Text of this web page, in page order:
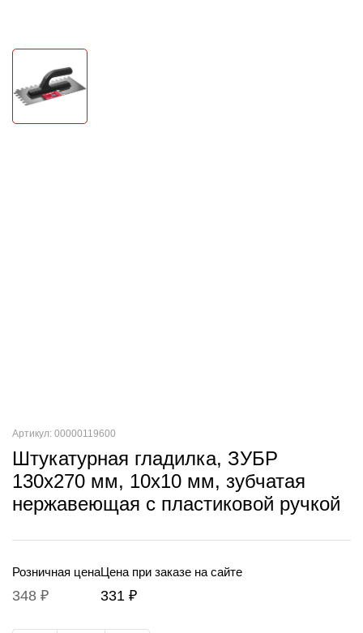
Артикул: 00000119600
Штукатурная гладилка, ЗУБР
130х270 мм, 10х10 мм, зубчатая
нержавеющая с пластиковой ручкой
Розничная цена
348 ₽
Цена при заказе на сайте
331 ₽